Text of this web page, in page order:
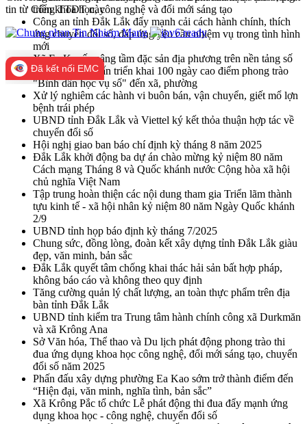
triển khoa học, công nghệ và đổi mới sáng tạo
Công an tỉnh Đắk Lắk đẩy mạnh cải cách hành chính, thích
ứng chuyển đổi số, đáp ứng yêu cầu nhiệm vụ trong tình hình
mới
Xã Ea Knuếc nâng tầm đặc sản địa phương trên nền tảng số
Đắk Lắk tập huấn triển khai 100 ngày cao điểm phong trào
"Bình dân học vụ số" đến xã, phường
Xử lý nghiêm các hành vi buôn bán, vận chuyển, giết mổ lợn
bệnh trái phép
UBND tỉnh Đắk Lắk và Viettel ký kết thỏa thuận hợp tác về
chuyển đổi số
Hội nghị giao ban báo chí định kỳ tháng 8 năm 2025
Đắk Lắk khởi động ba dự án chào mừng kỷ niệm 80 năm
Cách mạng Tháng 8 và Quốc khánh nước Cộng hòa xã hội
chủ nghĩa Việt Nam
Tập trung hoàn thiện các nội dung tham gia Triển lãm thành
tựu kinh tế - xã hội nhân kỷ niệm 80 năm Ngày Quốc khánh
2/9
UBND tỉnh họp báo định kỳ tháng 7/2025
Chung sức, đồng lòng, đoàn kết xây dựng tỉnh Đắk Lắk giàu
đẹp, văn minh, bản sắc
Đắk Lắk quyết tâm chống khai thác hải sản bất hợp pháp,
không báo cáo và không theo quy định
Tăng cường quản lý chất lượng, an toàn thực phẩm trên địa
bàn tỉnh Đắk Lắk
UBND tỉnh kiểm tra Trung tâm hành chính công xã Durkmăn
và xã Krông Ana
Sở Văn hóa, Thể thao và Du lịch phát động phong trào thi
đua ứng dụng khoa học công nghệ, đổi mới sáng tạo, chuyển
đổi số năm 2025
Phấn đấu xây dựng phường Ea Kao sớm trở thành điểm đến
“Hiện đại, văn minh, nghĩa tình, bản sắc”
Xã Krông Pắc tổ chức Lễ phát động thi đua đẩy mạnh ứng
dụng khoa học - công nghệ, chuyển đổi số
tin từ Cổng TTĐT này
Đã kết nối EMC